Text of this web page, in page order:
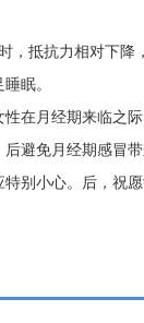
，抵抗力相对下降
眠。
在月经期来临之
避免月经期感冒
别小心。后，祝愿